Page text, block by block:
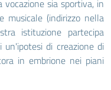
sia sportiva, in
musicale (indirizzo nella
istituzione partecipa
di creazione di
in embrione nei piani